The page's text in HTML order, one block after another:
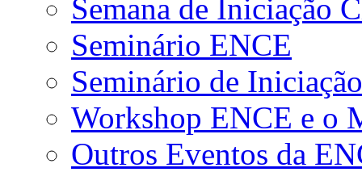
Semana de Iniciação
Seminário ENCE
Seminário de
Workshop ENCE e o
Outros Eventos da